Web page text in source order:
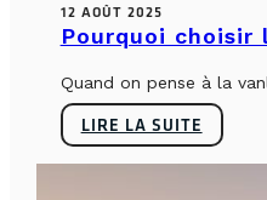
12 AOÛT 2025
Pourquoi choisir
Quand on pense à la
LIRE LA SUITE